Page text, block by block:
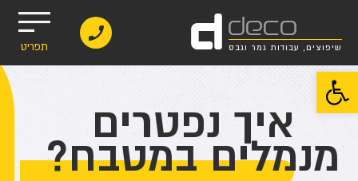
פתח סרגל נגישות
deco
d שיפוצים, עבודות גמר וגבס תפריט
איך נפטרים
מנמלים במטבח?